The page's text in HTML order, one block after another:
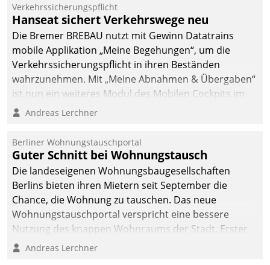
Verkehrssicherungspflicht
Hanseat sichert Verkehrswege neu
Die Bremer BREBAU nutzt mit Gewinn Datatrains
mobile Applikation „Meine Begehungen“, um die
Verkehrssicherungspflicht in ihren Beständen
wahrzunehmen. Mit „Meine Abnahmen & Übergaben“
ist nun ein weiteres Modul des Mobilen Cockpits im
Einsatz.
Andreas Lerchner
Berliner Wohnungstauschportal
Guter Schnitt bei Wohnungstausch
Die landeseigenen Wohnungsbaugesellschaften
Berlins bieten ihren Mietern seit September die
Chance, die Wohnung zu tauschen. Das neue
Wohnungstauschportal verspricht eine bessere
Nutzung des knappen Wohnraums der Stadt. Erster
Anwendungsfall für Datatrains Lösung API-Hub mit
Andreas Lerchner